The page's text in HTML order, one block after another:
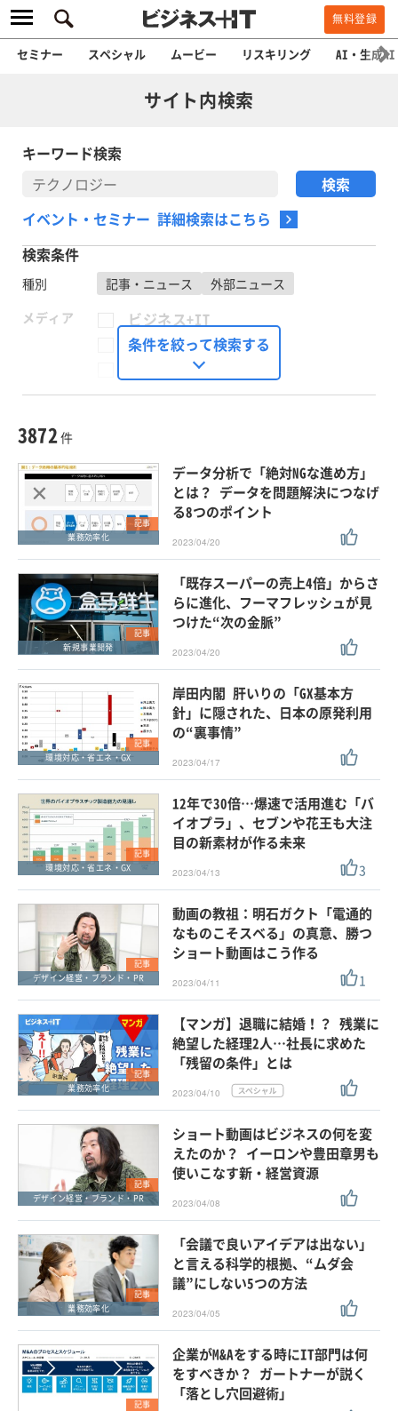
無料登録
セミナー スペシャル ムービー リスキリング AI・生成AI
サイト内検索
キーワード検索
イベント・セミナー 詳細検索はこちら
検索条件
種別 記事・ニュース
外部ニュース
メディア
ビジネス+IT
FinTech Journal
Seizo Trend
外部ニュース
スペシャルに限定する
タグ
クリア この条件で検索する
条件を絞って検索する
3872件
記事
業務効率化
データ分析で「絶対NGな進め方」
とは？ データを問題解決につなげ
る8つのポイント
2023/04/20
記事
新規事業開発
「既存スーパーの売上4倍」からさ
らに進化、フーマフレッシュが見
つけた“次の金脈”
2023/04/20
記事
環境対応・省エネ・GX
岸田内閣 肝いりの「GX基本方
針」に隠された、日本の原発利用
の“裏事情”
2023/04/17
記事
環境対応・省エネ・GX
12年で30倍…爆速で活用進む「バ
イオプラ」、セブンや花王も大注
目の新素材が作る未来
2023/04/13 3
記事
デザイン経営・ブランド・PR
動画の教祖：明石ガクト「電通的
なものこそスベる」の真意、勝つ
ショート動画はこう作る
2023/04/11 1
記事
業務効率化
【マンガ】退職に結婚！？ 残業に
絶望した経理2人…社長に求めた
「残留の条件」とは
2023/04/10
記事
デザイン経営・ブランド・PR
ショート動画はビジネスの何を変
えたのか？ イーロンや豊田章男も
使いこなす新・経営資源
2023/04/08
記事
業務効率化
「会議で良いアイデアは出ない」
と言える科学的根拠、“ムダ会
議”にしない5つの方法
2023/04/05
記事
企業がM&Aをする時にIT部門は何
をすべきか？ ガートナーが説く
「落とし穴回避術」